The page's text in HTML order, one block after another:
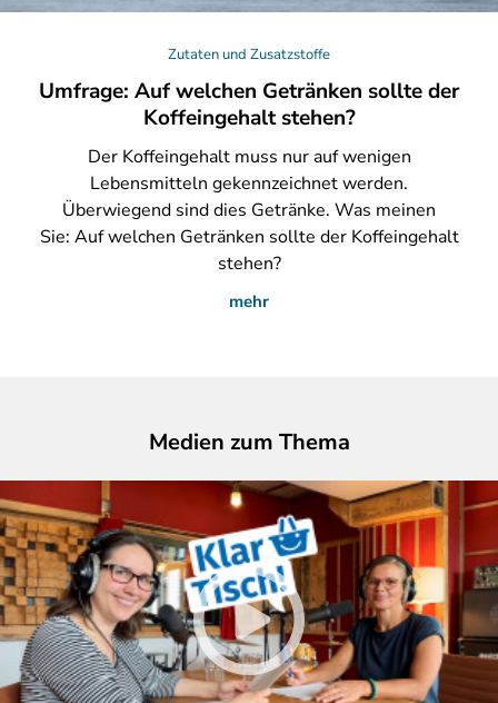
Zutaten und Zusatzstoffe
Umfrage: Auf welchen Getränken sollte der
Koffeingehalt stehen?
DerKoffeingehalt muss nur auf wenigen
Lebensmitteln gekennzeichnet werden.
Überwiegend sind dies Getränke. Was meinen
Sie: Auf welchen Getränken sollte der Koffeingehalt
stehen?
mehr
Medien zum Thema